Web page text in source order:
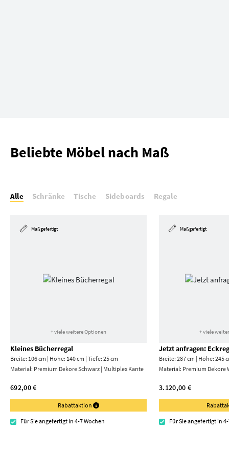
Beliebte Möbel nach Maß
Alle Schränke Tische Sideboards Regale
Maßgefertigt
+ viele weitere Optionen
Kleines Bücherregal
Breite: 106 cm | Höhe: 140 cm | Tiefe: 25 cm
Material: Premium Dekore Schwarz | Multiplex Kante
692,00 €
Rabattaktion
Für Sie angefertigt in 4-7 Wochen
Maßgefertigt
+ viele
Jetzt anfragen:
Breite: 287 cm | Höhe: 245
Material: Premium Dekore
3.120,00 €
Für Sie angefertigt in